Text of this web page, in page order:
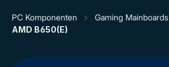
PC Komponenten Gaming Mainboards
AMD B650(E)